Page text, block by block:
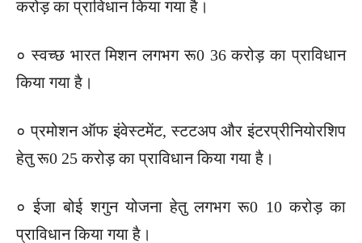
करोड़ का प्राविधान किया गया है।
० स्वच्छ भारत मिशन लगभग रू0 36 करोड़ का प्राविधान
किया गया है।
० प्रमोशन ऑफ इंवेस्टमेंट, स्टटअप और इंटरप्रीनियोरशिप
हेतु रू0 25 करोड़ का प्राविधान किया गया है।
० ईजा बोई शगुन योजना हेतु लगभग रू0 10 करोड़ का
प्राविधान किया गया है।